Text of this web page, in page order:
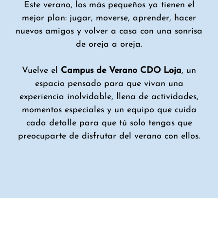
Este verano, los más pequeños ya tienen el
mejor plan: jugar, moverse, aprender, hacer
nuevos amigos y volver a casa con una sonrisa
de oreja a oreja.
Vuelve el Campus de Verano CDO Loja, un
espacio pensado para que vivan una
experiencia inolvidable, llena de actividades,
momentos especiales y un equipo que cuida
cada detalle para que tú solo tengas que
preocuparte de disfrutar del verano con ellos.